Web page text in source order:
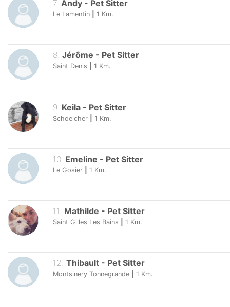
7. Andy - Pet Sitter
Le Lamentin 1 Km.
8. Jérôme - Pet Sitter
Saint Denis 1 Km.
9 Keila - Pet Sitter
Schoelcher 1 Km.
10. Emeline - Pet Sitter
Le Gosier 1 Km.
11 Mathilde - Pet Sitter
Saint Gilles Les Bains 1 Km.
12. Thibault - Pet Sitter
Montsinery Tonnegrande 1 Km.